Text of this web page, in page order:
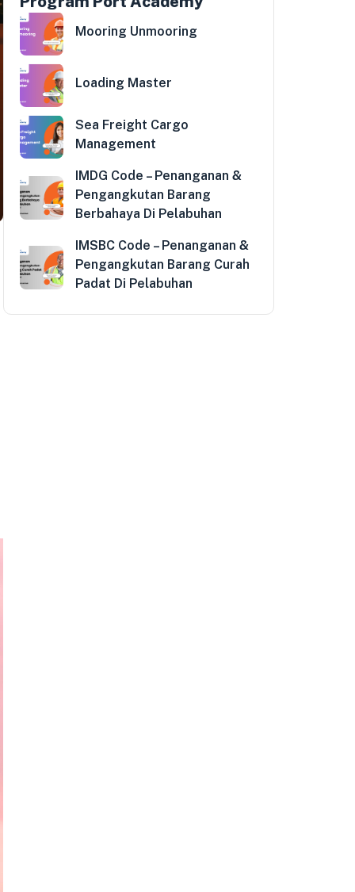
Mooring Unmooring
Loading Master
Sea Freight Cargo
Management
IMDG Code – Penanganan &
Pengangkutan Barang
Berbahaya Di Pelabuhan
IMSBC Code – Penanganan &
Pengangkutan Barang Curah
Padat Di Pelabuhan